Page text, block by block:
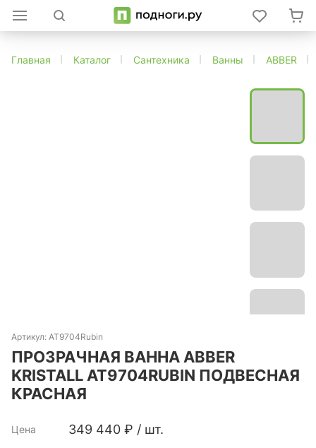
Главная Каталог Сантехника Ванны ABBER
Артикул: AT9704Rubin
ПРОЗРАЧНАЯ ВАННА ABBER
KRISTALL AT9704RUBIN ПОДВЕСНАЯ
КРАСНАЯ
Цена 349 440 ₽ / шт.